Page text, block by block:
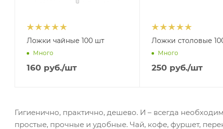
Ложки чайные 100 шт
Много
160 руб./шт
Ложки столовые
Много
250 руб./шт
Гигиенично, практично, дешево. И – всегда
простые, прочные и удобные. Чай, кофе, фуршет,